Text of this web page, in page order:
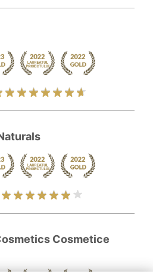
Cosmetice